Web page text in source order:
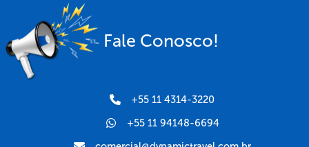
Fale Conosco!
+55 11 4314-3220
+55 11 94148-6694